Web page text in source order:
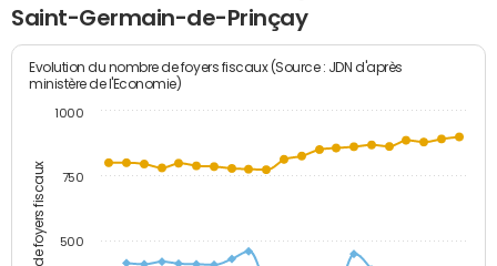
Saint-Germain-de-Prinçay
Evolution du nombre de foyers fiscaux (Source : JDN d'après
ministère de l'Economie)
500
750
1000